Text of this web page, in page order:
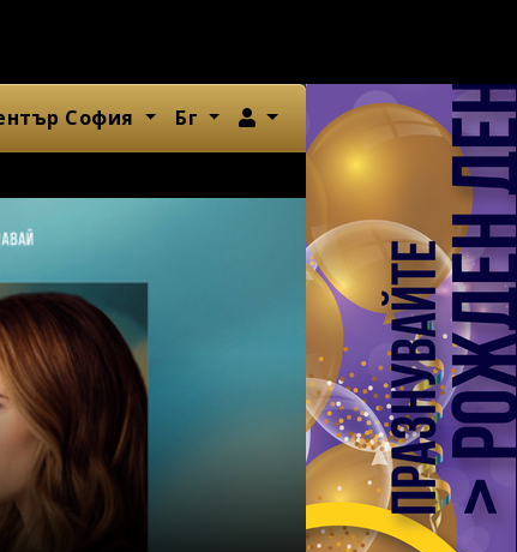
София Бг Член